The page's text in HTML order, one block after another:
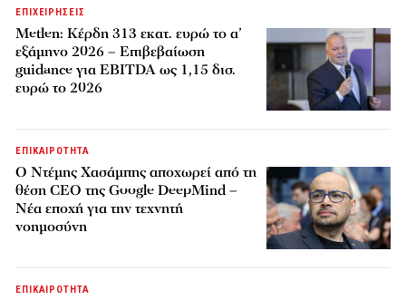
ΕΠΙΧΕΙΡΗΣΕΙΣ
Metlen: Κέρδη 313 εκατ. ευρώ το α’
εξάμηνο 2026 – Επιβεβαίωση
guidance για EBITDA ως 1,15 δισ.
ευρώ το 2026
ΕΠΙΚΑΙΡΟΤΗΤΑ
Ο Ντέμης Χασάμπης αποχωρεί από τη
θέση CEO της Google DeepMind –
Νέα εποχή για την τεχνητή
νοημοσύνη
ΕΠΙΚΑΙΡΟΤΗΤΑ